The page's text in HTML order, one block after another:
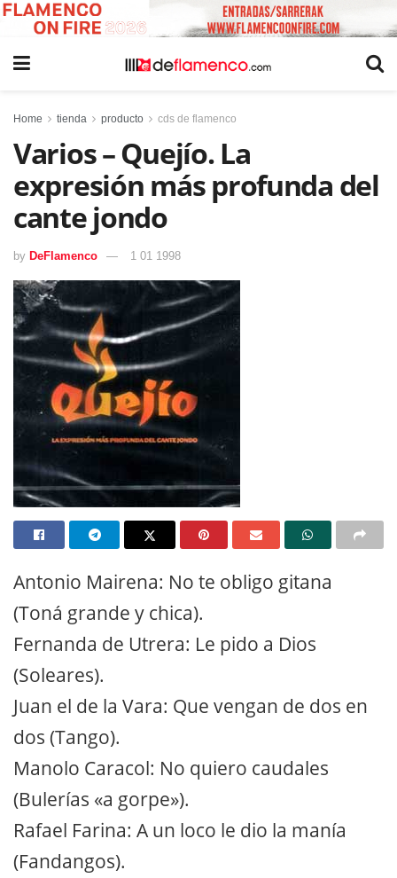
Home tienda producto cds de flamenco
Varios – Quejío. La
expresión más profunda del
cante jondo
by DeFlamenco 1 01 1998
Antonio Mairena: No te obligo gitana
(Toná grande y chica).
Fernanda de Utrera: Le pido a Dios
(Soleares).
Juan el de la Vara: Que vengan de dos en
dos (Tango).
Manolo Caracol: No quiero caudales
(Bulerías «a gorpe»).
Rafael Farina: A un loco le dio la manía
(Fandangos).